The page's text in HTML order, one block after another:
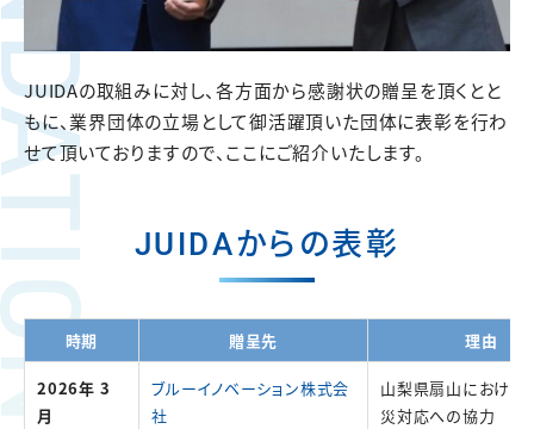
JUIDAの取組みに対し、各方面から感謝状の贈呈を頂くとと
もに、業界団体の立場として御活躍頂いた団体に表彰を行わ
せて頂いておりますので、ここにご紹介いたします。
JUIDAからの表彰
時期 贈呈先 理由
2026年 3
月
ブルーイノベーション株式会
社
山梨県扇山における
災対応への協力